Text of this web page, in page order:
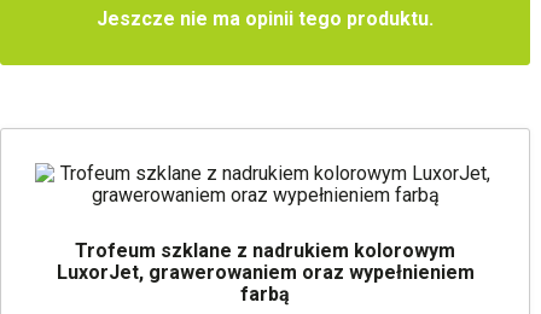
Jeszcze nie ma opinii tego produktu.
Trofeum szklane z nadrukiem kolorowym
LuxorJet, grawerowaniem oraz wypełnieniem
farbą